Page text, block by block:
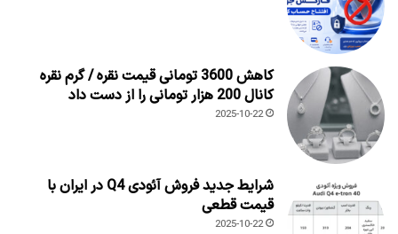
کاهش 3600 تومانی قیمت نقره / گرم نقره
کانال 200 هزار تومانی را از دست داد
2025-10-22
شرایط جدید فروش آئودی Q4 در ایران با
قیمت قطعی
2025-10-22